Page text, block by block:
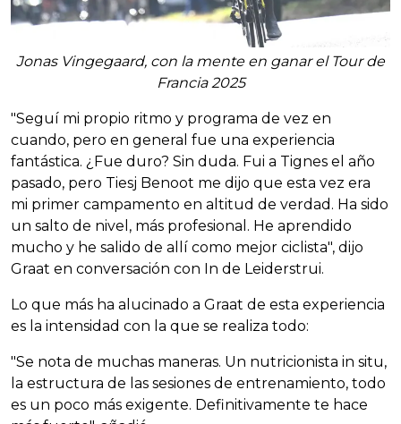
Jonas Vingegaard, con la mente en ganar el Tour de
Francia 2025
"Seguí mi propio ritmo y programa de vez en
cuando, pero en general fue una experiencia
fantástica. ¿Fue duro? Sin duda. Fui a Tignes el año
pasado, pero Tiesj Benoot me dijo que esta vez era
mi primer campamento en altitud de verdad. Ha sido
un salto de nivel, más profesional. He aprendido
mucho y he salido de allí como mejor ciclista", dijo
Graat en conversación con In de Leiderstrui.
Lo que más ha alucinado a Graat de esta experiencia
es la intensidad con la que se realiza todo:
"Se nota de muchas maneras. Un nutricionista in situ,
la estructura de las sesiones de entrenamiento, todo
es un poco más exigente. Definitivamente te hace